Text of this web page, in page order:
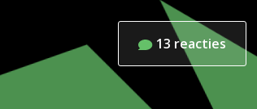
13 reacties